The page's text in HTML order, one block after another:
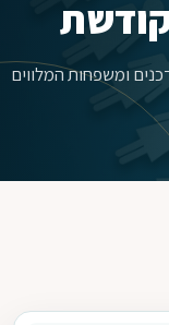
ומשפחות המלווים